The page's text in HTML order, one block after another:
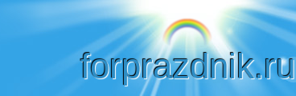
forprazdnik.ru